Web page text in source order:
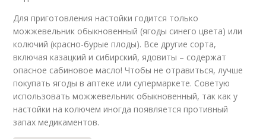
Для приготовления настойки годится только
можжевельник обыкновенный (ягоды синего цвета) или
колючий (красно-бурые плоды). Все другие сорта,
включая казацкий и сибирский, ядовиты – содержат
опасное сабиновое масло! Чтобы не отравиться, лучше
покупать ягоды в аптеке или супермаркете. Советую
использовать можжевельник обыкновенный, так как у
настойки на колючем иногда появляется противный
запах медикаментов.